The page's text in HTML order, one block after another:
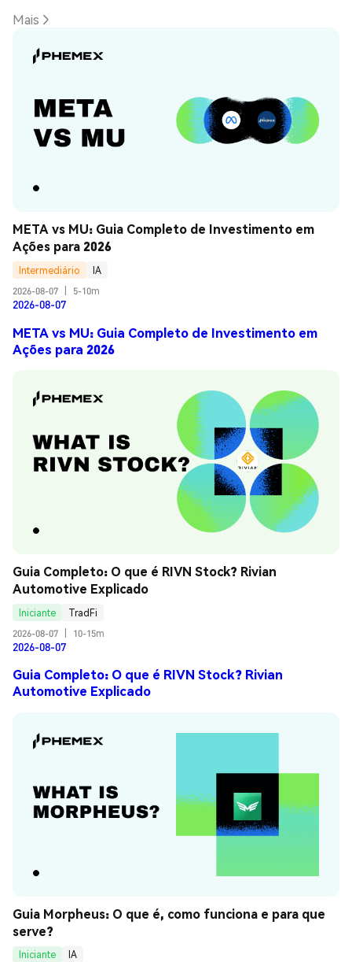
Mais
META vs MU: Guia Completo de Investimento em
Ações para 2026
Intermediário
IA
2026-08-07
5-10m
2026-08-07
META vs MU: Guia Completo de Investimento em
Ações para 2026
Guia Completo: O que é RIVN Stock? Rivian
Automotive Explicado
Iniciante
TradFi
2026-08-07
10-15m
2026-08-07
Guia Completo: O que é RIVN Stock? Rivian
Automotive Explicado
Guia Morpheus: O que é, como funciona e para que
serve?
Iniciante
IA